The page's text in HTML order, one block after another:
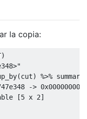
la copia:
%>%
->
[5 x 2]